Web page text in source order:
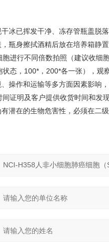
冰已挥发干净、冻存管瓶盖脱
瓶身擦拭酒精后放在培养箱静
进行不同倍数拍照（建议收细
态，100*，200*各一张），观
操作和运输等多方面因素影响
证明及客户提供收货时间和发
潜在的生物危害性，必须在二